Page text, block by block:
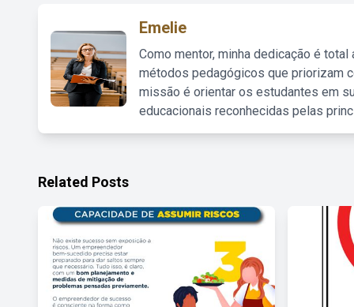
Emelie
Como mentor, minha dedicação é
métodos pedagógicos que priorizam
missão é orientar os estudantes em
educacionais reconhecidas pelas
Related Posts